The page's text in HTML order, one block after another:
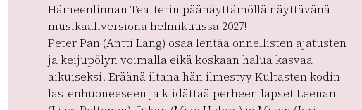
Hämeenlinnan Teatterin päänäyttämöllä näyttävänä
musikaaliversiona helmikuussa 2027!
Peter Pan (Antti Lang) osaa lentää onnellisten ajatusten
ja keijupölyn voimalla eikä koskaan halua kasvaa
aikuiseksi. Eräänä iltana hän ilmestyy Kultasten kodin
lastenhuoneeseen ja kiidättää perheen lapset Leenan